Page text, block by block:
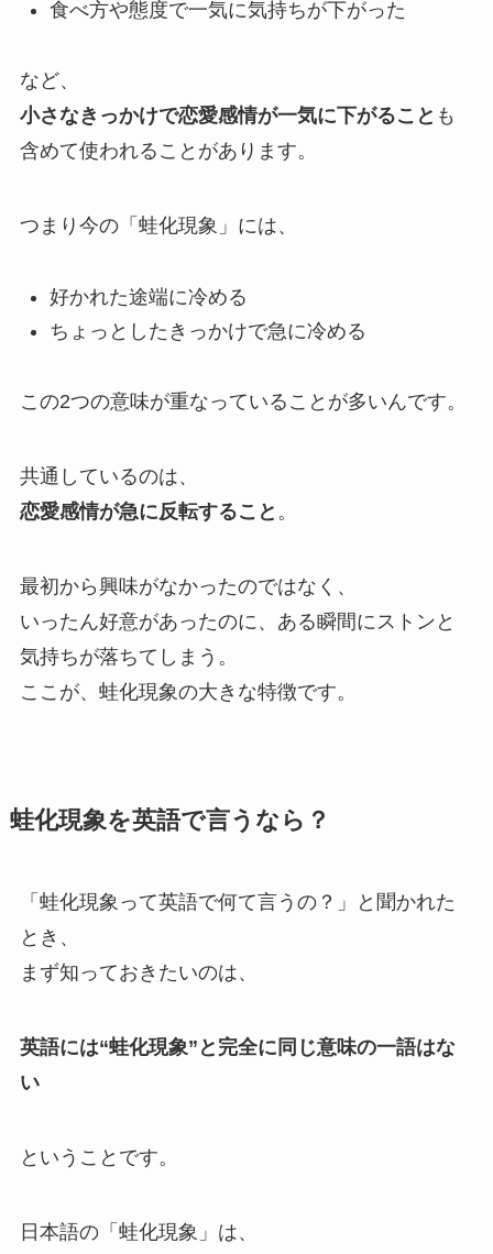
食べ方や態度で一気に気持ちが下がった
など、
小さなきっかけで恋愛感情が一気に下がること も
含めて使われることがあります。
つまり今の「蛙化現象」には、
好かれた途端に冷める
ちょっとしたきっかけで急に冷める
この2つの意味が重なっていることが多いんです。
共通しているのは、
恋愛感情が急に反転すること 。
最初から興味がなかったのではなく、
いったん好意があったのに、ある瞬間にストンと
気持ちが落ちてしまう。
ここが、蛙化現象の大きな特徴です。
蛙化現象を英語で言うなら？
「蛙化現象って英語で何て言うの？」と聞かれた
とき、
まず知っておきたいのは、
英語には“蛙化現象”と完全に同じ意味の一語はな
い
ということです。
日本語の「蛙化現象」は、